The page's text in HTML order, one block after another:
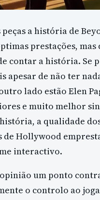
a história de
prestações,
contar a história. Se
apesar de não ter
lado estão Elen
e muito melhor
a qualidade
de Hollywood
interactivo.
um ponto
o controlo ao